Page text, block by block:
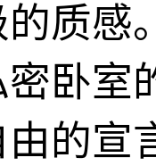
质感
卧室
由的